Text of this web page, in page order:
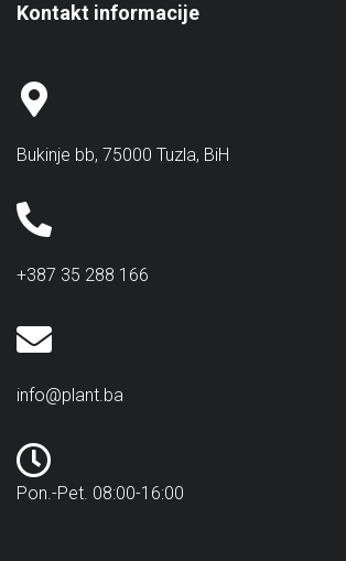
Kontakt informacije
Bukinje bb, 75000 Tuzla, BiH
+387 35 288 166
info@plant.ba
Pon.-Pet. 08:00-16:00